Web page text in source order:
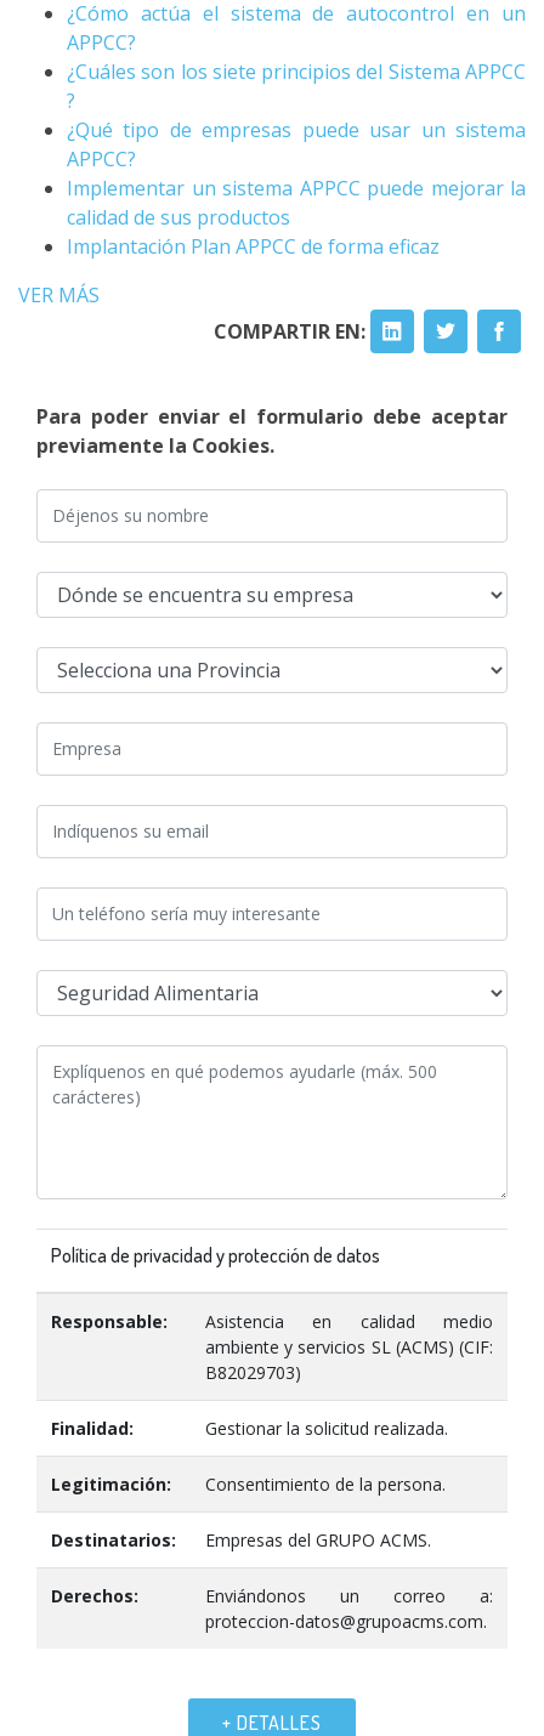
¿Cómo actúa el sistema de autocontrol en un
APPCC?
¿Cuáles son los siete principios del Sistema APPCC
?
¿Qué tipo de empresas puede usar un sistema
APPCC?
Implementar un sistema APPCC puede mejorar la
calidad de sus productos
Implantación Plan APPCC de forma eficaz
VER MÁS
COMPARTIR EN:
Para poder enviar el formulario debe aceptar
previamente la Cookies.
Política de privacidad y protección de datos
Responsable:
Asistencia en calidad medio
ambiente y servicios SL (ACMS) (CIF:
B82029703)
Finalidad: Gestionar la solicitud realizada.
Legitimación: Consentimiento de la persona.
Destinatarios: Empresas del GRUPO ACMS.
Derechos:
Enviándonos un correo a:
proteccion-datos@grupoacms.com.
+ DETALLES